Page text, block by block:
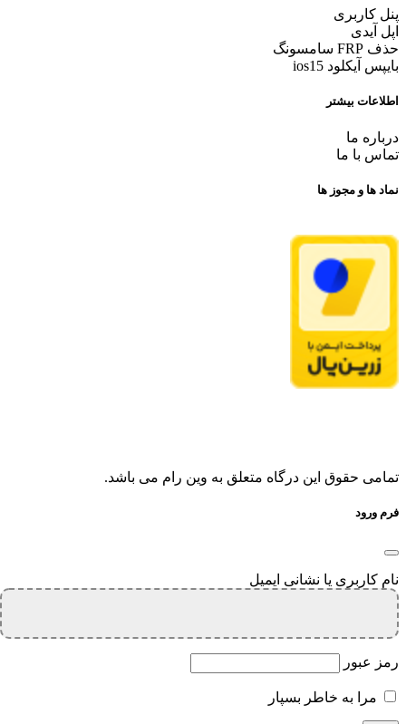
پنل کاربری
اپل آیدی
حذف FRP سامسونگ
بایپس آیکلود ios15
اطلاعات بیشتر
درباره ما
تماس با ما
نماد ها و مجوز ها
تمامی حقوق این درگاه متعلق به وین رام می باشد.
فرم ورود
نام کاربری یا نشانی ایمیل
رمز عبور
مرا به خاطر بسپار